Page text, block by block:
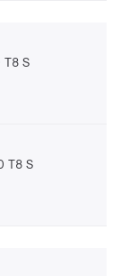
S
T8 S